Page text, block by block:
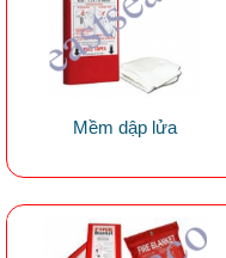
Mềm dập lửa